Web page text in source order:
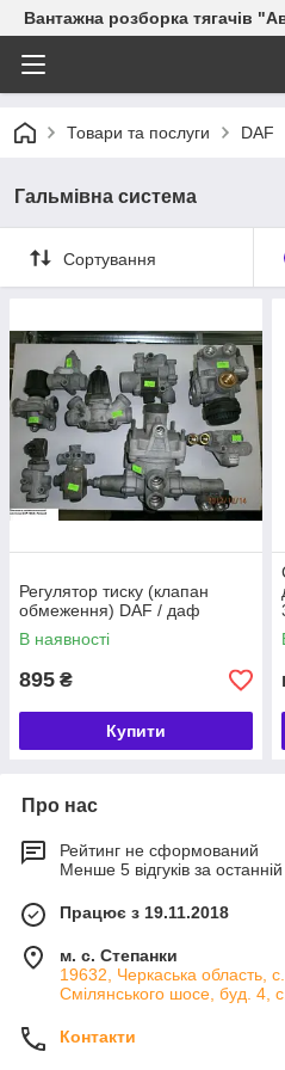
Вантажна розборка тягачів
Товари та послуги DAF
Гальмівна система
Сортування
Регулятор тиску (клапан
обмеження) DAF / даф
В наявності
895 ₴
Купити
Про нас
Рейтинг не сформований
Менше 5 відгуків за останній
Працює з 19.11.2018
м. с. Степанки
19632, Черкаська область,
Смілянського шосе, буд. 4,
Контакти